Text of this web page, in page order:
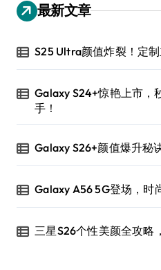
最新文章
S25 Ultra颜值炸裂！定
Galaxy S24+惊艳上市，
手！
Galaxy S26+颜值爆升秘
Galaxy A56 5G登场，时
三星S26个性美颜全攻略